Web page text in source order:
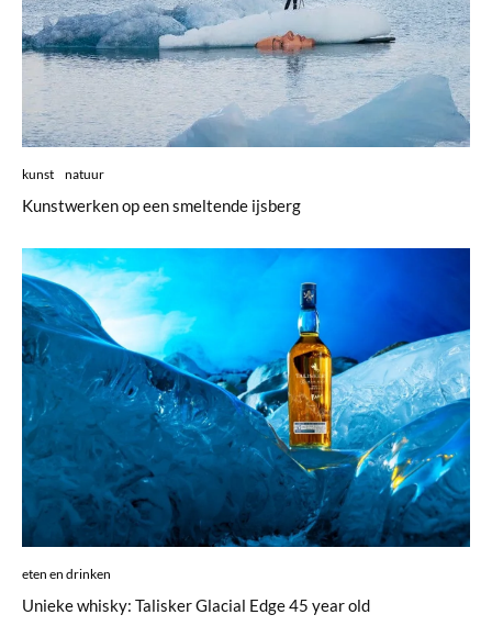
kunst natuur
Kunstwerken op een smeltende ijsberg
eten en drinken
Unieke whisky: Talisker Glacial Edge 45 year old